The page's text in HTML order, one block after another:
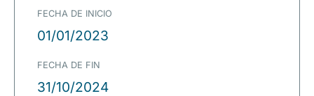
FECHA DE INICIO
01/01/2023
FECHA DE FIN
31/10/2024